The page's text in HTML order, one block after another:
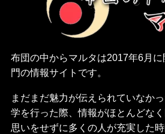
布団の中からマルタは2017年6月
門の情報サイトです。
まだまだ魅力が伝えられていなか
学を行った際、情報がほとんどな
思いをせずに多くの人が充実した